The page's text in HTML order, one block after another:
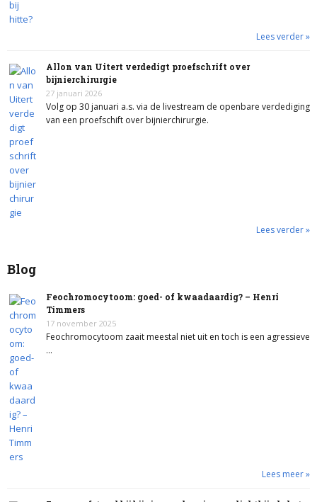
Lees verder »
Allon van Uitert verdedigt proefschrift over
bijnierchirurgie
27 januari 2026
Volg op 30 januari a.s. via de livestream de openbare verdediging
van een proefschift over bijnierchirurgie.
Lees verder »
Blog
Feochromocytoom: goed- of kwaadaardig? – Henri
Timmers
17 november 2025
Feochromocytoom zaait meestal niet uit en toch is een agressieve
…
Lees meer »